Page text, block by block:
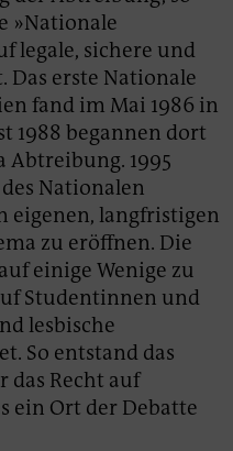
»Nationale
legale, sichere und
Das erste Nationale
fand im Mai 1986 in
1988 begannen dort
Abtreibung. 1995
Nationalen
eigenen, langfristigen
zu eröffnen. Die
einige Wenige zu
Studentinnen und
lesbische
So entstand das
Recht auf
ein Ort der Debatte